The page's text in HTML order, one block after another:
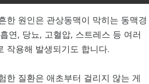
한 원인은 관상동맥이 막히는 동맥경
연, 당뇨, 고혈압, 스트레스 등 여러
작용해 발생되기도 합니다.
한 질환은 애초부터 걸리지 않는 게